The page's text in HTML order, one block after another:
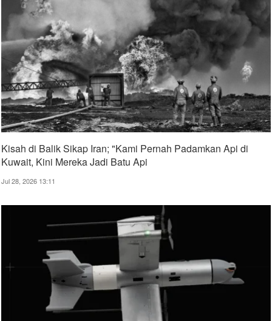
Kisah di Balik Sikap Iran; "Kami Pernah Padamkan Api di
Kuwait, Kini Mereka Jadi Batu Api
Jul 28, 2026 13:11